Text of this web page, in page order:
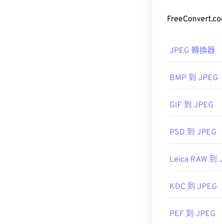
式。
幾乎所有影像
Photos）和
開發者：
JPEG 轉換器
BMP 到 JPEG
GIF 到 JPEG
PSD 到 JPEG
Leica RAW 到
KDC 到 JPEG
PEF 到 JPEG